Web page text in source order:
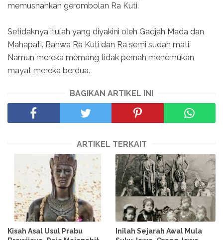
memusnahkan gerombolan Ra Kuti.
Setidaknya itulah yang diyakini oleh Gadjah Mada dan
Mahapati. Bahwa Ra Kuti dan Ra semi sudah mati.
Namun mereka memang tidak pernah menemukan
mayat mereka berdua.
BAGIKAN ARTIKEL INI
ARTIKEL TERKAIT
Kisah Asal Usul Prabu
Inilah Sejarah Awal Mula